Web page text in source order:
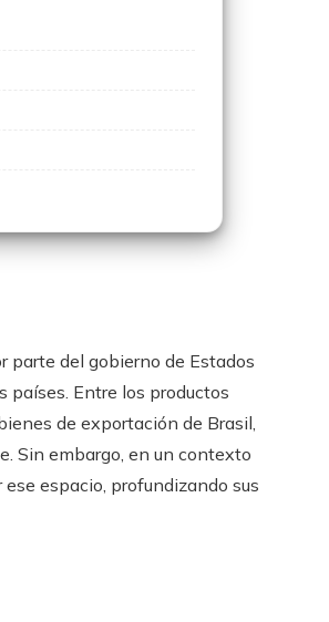
parte del gobierno de Estados
países. Entre los productos
de exportación de Brasil,
Sin embargo, en un contexto
espacio, profundizando sus